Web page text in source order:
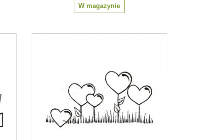
W magazynie